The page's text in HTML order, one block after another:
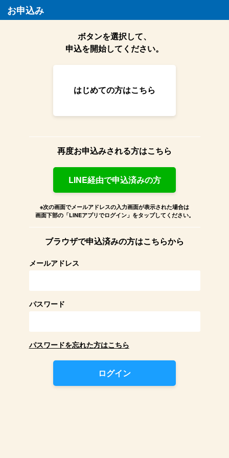
お申込み
ボタンを選択して、
申込を開始してください。
はじめての方はこちら
再度お申込みされる方はこちら
LINE経由で申込済みの方
※次の画面でメールアドレスの入力画面が表示された場合は
画面下部の「LINEアプリでログイン」をタップしてください。
ブラウザで申込済みの方はこちらから
メールアドレス
パスワード
パスワードを忘れた方はこちら
ログイン